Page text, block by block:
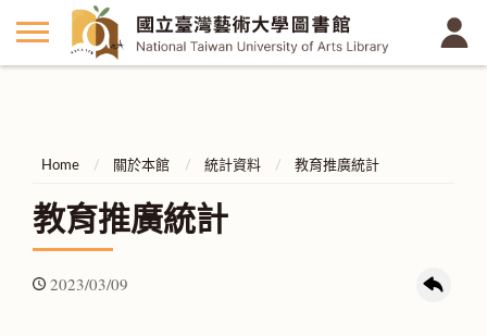
Home 關於本館 統計資料 教育推廣統計
教育推廣統計
2023/03/09